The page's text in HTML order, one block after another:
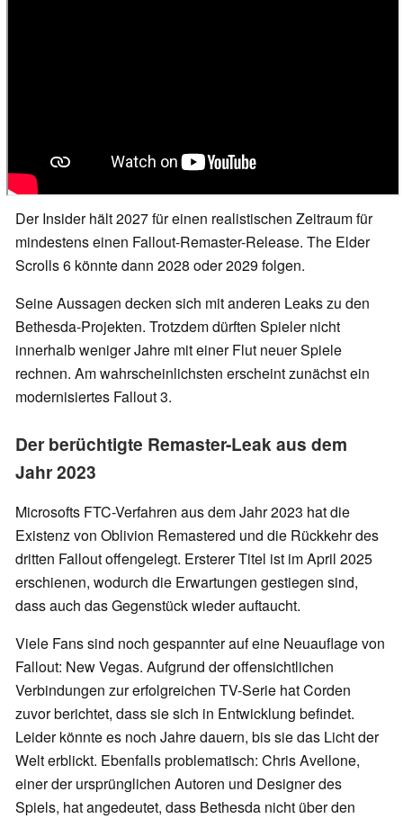
Der Insider hält 2027 für einen realistischen Zeitraum für
mindestens einen Fallout-Remaster-Release. The Elder
Scrolls 6 könnte dann 2028 oder 2029 folgen.
Seine Aussagen decken sich mit anderen Leaks zu den
Bethesda-Projekten. Trotzdem dürften Spieler nicht
innerhalb weniger Jahre mit einer Flut neuer Spiele
rechnen. Am wahrscheinlichsten erscheint zunächst ein
modernisiertes Fallout 3.
Der berüchtigte Remaster-Leak aus dem
Jahr 2023
Microsofts FTC-Verfahren aus dem Jahr 2023 hat die
Existenz von Oblivion Remastered und die Rückkehr des
dritten Fallout offengelegt. Ersterer Titel ist im April 2025
erschienen, wodurch die Erwartungen gestiegen sind,
dass auch das Gegenstück wieder auftaucht.
Viele Fans sind noch gespannter auf eine Neuauflage von
Fallout: New Vegas. Aufgrund der offensichtlichen
Verbindungen zur erfolgreichen TV-Serie hat Corden
zuvor berichtet, dass sie sich in Entwicklung befindet.
Leider könnte es noch Jahre dauern, bis sie das Licht der
Welt erblickt. Ebenfalls problematisch: Chris Avellone,
einer der ursprünglichen Autoren und Designer des
Spiels, hat angedeutet, dass Bethesda nicht über den